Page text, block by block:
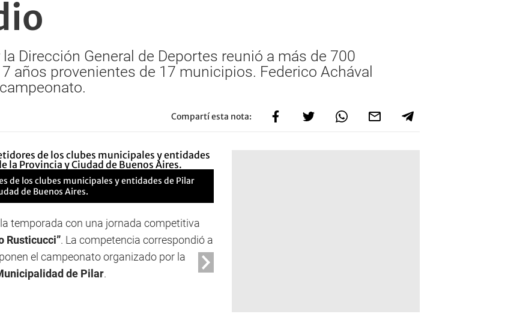
Dirección General de Deportes reunió a más de 700
años provenientes de 17 municipios. Federico Achával
Compartí esta nota:
de los clubes municipales y entidades de Pilar
de Buenos Aires.
temporada con una jornada competitiva
Rusticucci”. La competencia correspondió a
el campeonato organizado por la
de Pilar.